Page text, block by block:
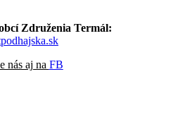
Združenia Termál:
nás aj na FB